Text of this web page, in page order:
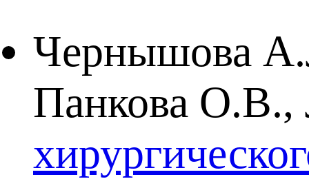
Чернышова
Панкова